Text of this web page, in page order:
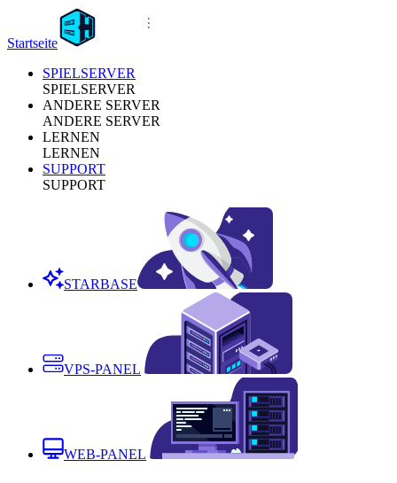
Startseite
SPIELSERVER
SPIELSERVER
ANDERE SERVER
ANDERE SERVER
LERNEN
LERNEN
SUPPORT
SUPPORT
STARBASE
VPS-PANEL
WEB-PANEL